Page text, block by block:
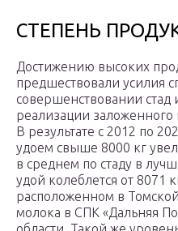
СТЕПЕНЬ
Достижению высоких
предшествовали усилия
совершенствовании стад
реализации заложенного
В результате с 2012 по
удоем свыше 8000 кг
в среднем по стаду в
удой колеблется от 8071
расположенном в
молока в СПК «Дальняя